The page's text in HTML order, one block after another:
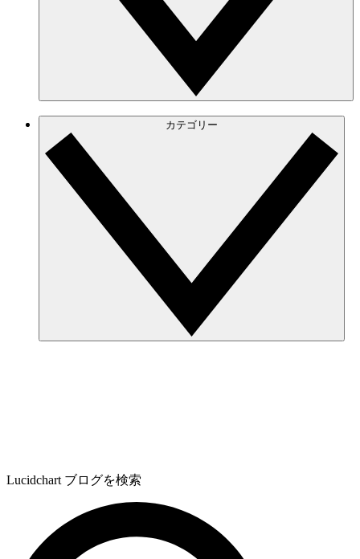
カテゴリー
Lucidchart ブログを検索